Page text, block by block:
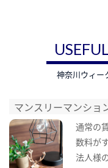
神奈川ウィー
マンスリーマンショ
通常の
数料が
法人様